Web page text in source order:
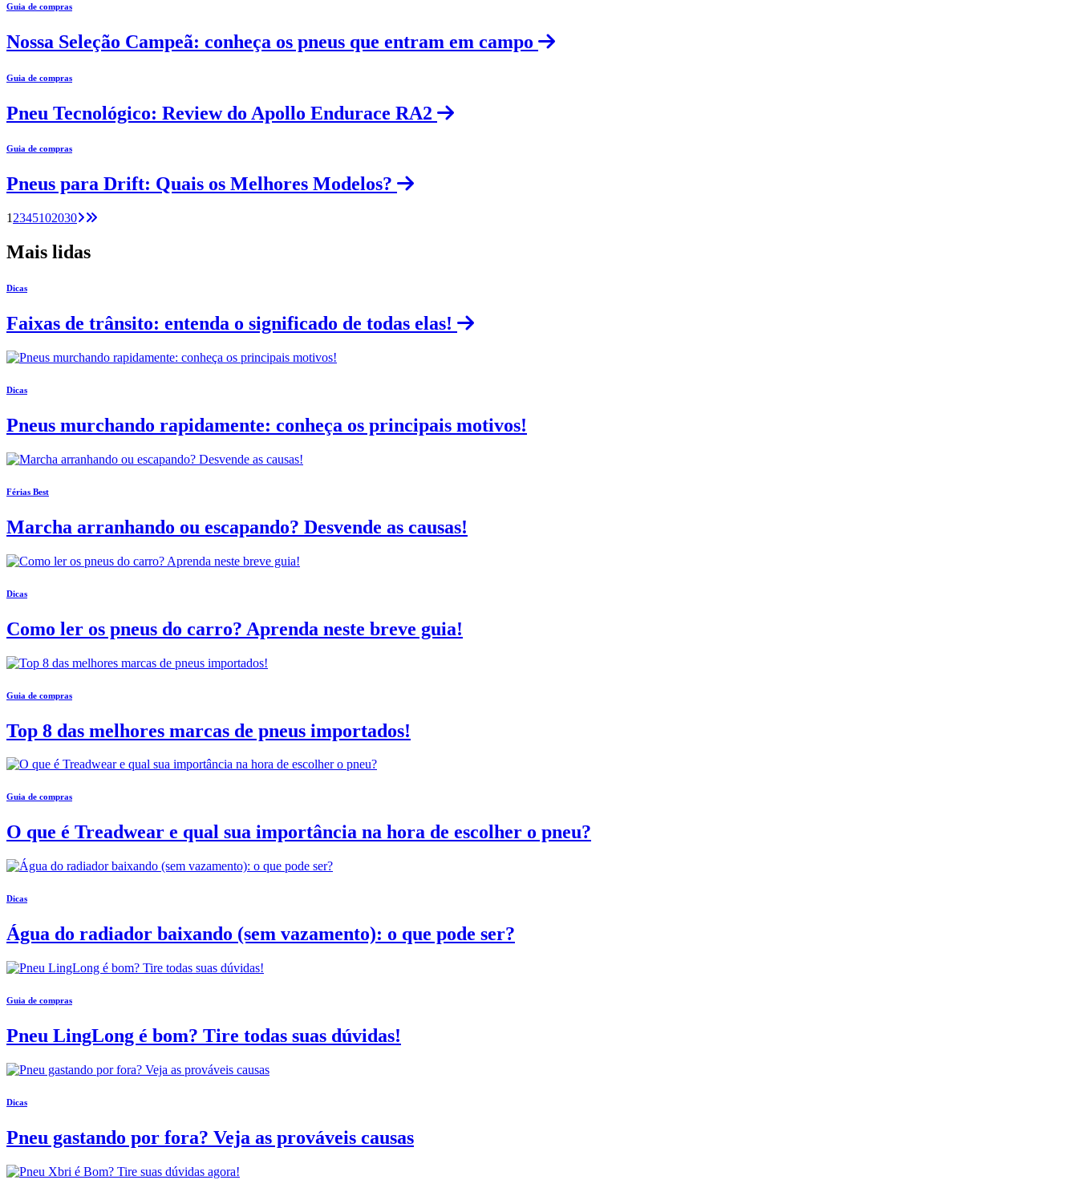
Guia de compras
Nossa Seleção Campeã: conheça os pneus que entram em campo
Guia de compras
Pneu Tecnológico: Review do Apollo Endurace RA2
Guia de compras
Pneus para Drift: Quais os Melhores Modelos?
1 2345102030
Mais lidas
Dicas
Faixas de trânsito: entenda o significado de todas elas!
Dicas
Pneus murchando rapidamente: conheça os principais motivos!
Férias Best
Marcha arranhando ou escapando? Desvende as causas!
Dicas
Como ler os pneus do carro? Aprenda neste breve guia!
Guia de compras
Top 8 das melhores marcas de pneus importados!
Guia de compras
O que é Treadwear e qual sua importância na hora de escolher o pneu?
Dicas
Água do radiador baixando (sem vazamento): o que pode ser?
Guia de compras
Pneu LingLong é bom? Tire todas suas dúvidas!
Dicas
Pneu gastando por fora? Veja as prováveis causas